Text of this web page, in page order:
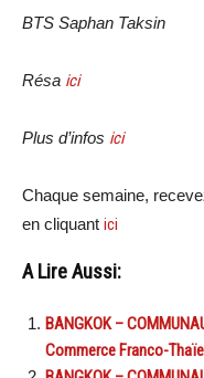
BTS Saphan Taksin
Résa ici
Plus d’infos ici
Chaque semaine,
en cliquant ici
A Lire Aussi:
BANGKOK –
Commerce Franco-